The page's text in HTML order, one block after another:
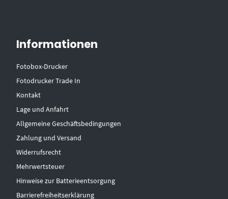
Informationen
Fotobox-Drucker
Fotodrucker Trade In
Kontakt
Lage und Anfahrt
Allgemeine Geschäftsbedingungen
Zahlung und Versand
Widerrufsrecht
Mehrwertsteuer
Hinweise zur Batterieentsorgung
Barrierefreiheitserklärung